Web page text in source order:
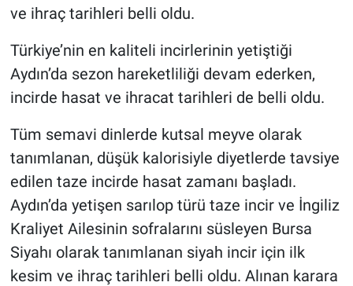
ve ihraç tarihleri belli oldu.
Türkiye’nin en kaliteli incirlerinin yetiştiği
Aydın’da sezon hareketliliği devam ederken,
incirde hasat ve ihracat tarihleri de belli oldu.
Tüm semavi dinlerde kutsal meyve olarak
tanımlanan, düşük kalorisiyle diyetlerde tavsiye
edilen taze incirde hasat zamanı başladı.
Aydın’da yetişen sarılop türü taze incir ve İngiliz
Kraliyet Ailesinin sofralarını süsleyen Bursa
Siyahı olarak tanımlanan siyah incir için ilk
kesim ve ihraç tarihleri belli oldu. Alınan karara